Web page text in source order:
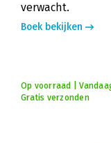
verwacht.
Boek bekijken
Op voorraad |
Gratis verzonden